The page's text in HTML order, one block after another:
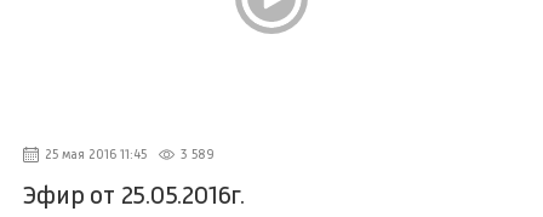
25 мая 2016 11:45 3 589
Эфир от 25.05.2016г.